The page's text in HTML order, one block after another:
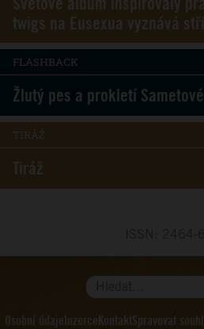
twigs na Eusexua vyznává
FLASHBACK
Žlutý pes a prokletí Sametové
TIRÁŽ
Tiráž
Hledat...
Osobní údajeInzerceKontaktSpravovat